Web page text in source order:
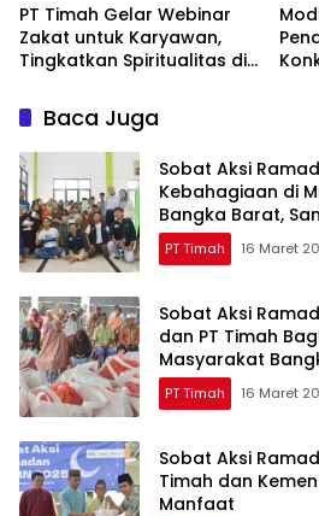
PT Timah Gelar Webinar
Zakat untuk Karyawan,
Tingkatkan Spiritualitas di
Baca Juga
Sobat Aksi
Kebahagiaan di
Bangka Barat,
Piatu
PT Timah 16 Maret
Sobat Aksi
dan PT Timah
Masyarakat
PT Timah 16 Maret
Sobat Aksi
Timah dan
Manfaat